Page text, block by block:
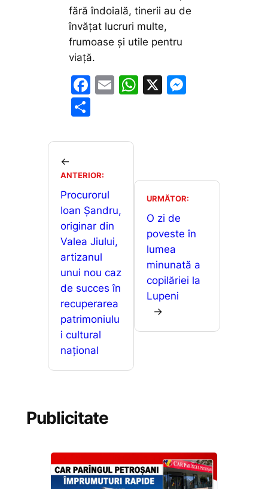
fără îndoială, tinerii au de
învățat lucruri multe,
frumoase și utile pentru
viață.
F
e
o
o
k
E
l
W
p
p
X
n
g
ta
a
z
ă
←
ANTERIOR:
Procurorul
Ioan Șandru,
originar din
Valea Jiului,
artizanul
unui nou caz
de succes în
recuperarea
patrimoniulu
i cultural
național
URMĂTOR:
O zi de
poveste în
lumea
minunată a
copilăriei la
Lupeni
→
Publicitate